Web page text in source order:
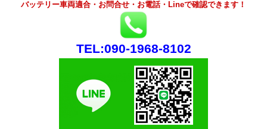
バッテリー車両適合・お問合せ・お電話・Lineで確認できます！
TEL:090-1968-8102